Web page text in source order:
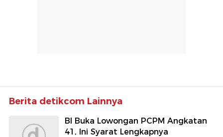
Berita detikcom Lainnya
BI Buka Lowongan PCPM Angkatan
41, Ini Syarat Lengkapnya